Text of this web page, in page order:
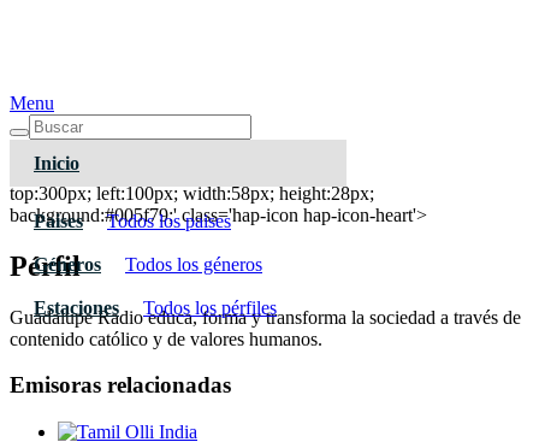
Menu
Inicio
Paises Todos los paises
Géneros Todos los géneros
Estaciones Todos los pérfiles
Guadalupe Radio
top:300px; left:100px; width:58px; height:28px;
background:#005f79;' class='hap-icon hap-icon-heart'>
Pérfil
Guadalupe Radio educa, forma y transforma la sociedad a través de
contenido católico y de valores humanos.
Emisoras relacionadas